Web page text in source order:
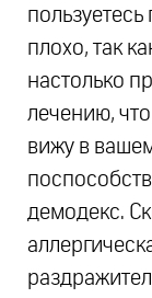
плохо, так
настолько
лечению,
вижу в
демодекс.